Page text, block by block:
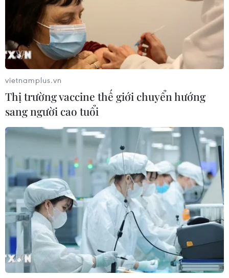
03/08/2026 00:50
Xem thêm
CƠ QUAN CHỦ QUẢN: THÔNG TẤN XÃ VIỆT NAM
Tổng Biên tập: TRẦN TIẾN DUẨN
Phó Tổng Biên tập: NGUYỄN THỊ TÁM, KHÚC THANH
THỦY
Sở hữu trí tuệ
Quy định sử dụng
RSS
Hỗ trợ
Ngôn ngữ
TTXVN
Dịch vụ tin
Quảng cáo
vietnamplus.vn
Thị trường vaccine thế giới chuyển hướng
sang người cao tuổi